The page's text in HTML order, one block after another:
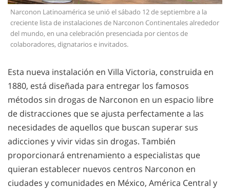
Narconon Latinoamérica se unió el sábado 12 de septiembre a la
creciente lista de instalaciones de Narconon Continentales alrededor
del mundo, en una celebración presenciada por cientos de
colaboradores, dignatarios e invitados.
Esta nueva instalación en Villa Victoria, construida en
1880, está diseñada para entregar los famosos
métodos sin drogas de Narconon en un espacio libre
de distracciones que se ajusta perfectamente a las
necesidades de aquellos que buscan superar sus
adicciones y vivir vidas sin drogas. También
proporcionará entrenamiento a especialistas que
quieran establecer nuevos centros Narconon en
ciudades y comunidades en México, América Central y